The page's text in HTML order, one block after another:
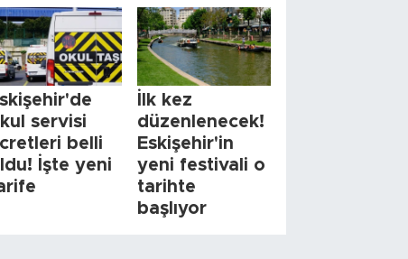
servisi
belli
İşte yeni
İlk kez
düzenlenecek!
Eskişehir'in
yeni festivali o
tarihte
başlıyor